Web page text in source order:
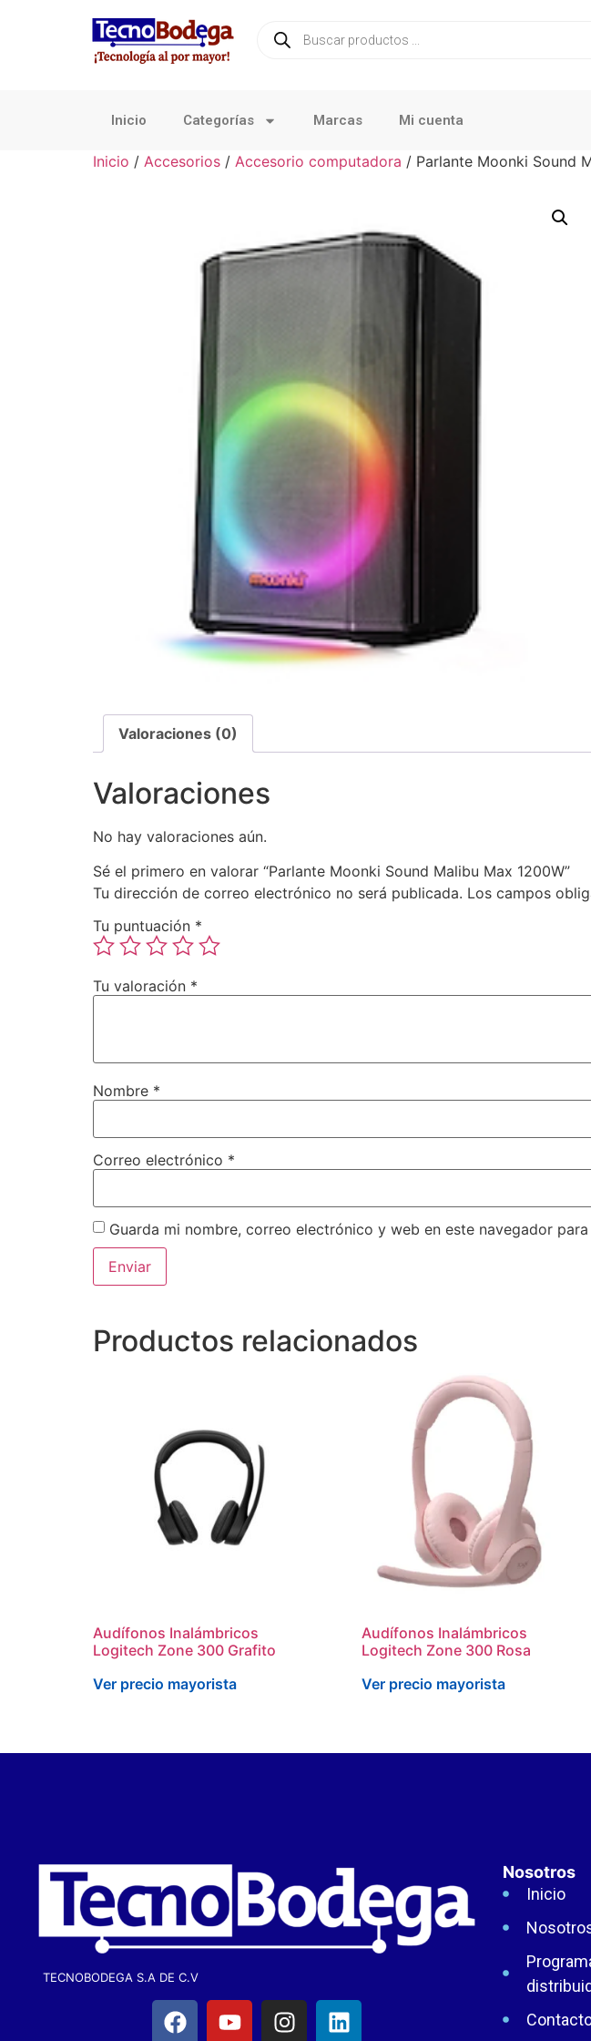
Inicio Categorías Marcas Mi cuenta
Inicio / Accesorios / Accesorio computadora / Parlante Moonki Sound
Valoraciones (0)
Valoraciones
No hay valoraciones aún.
Sé el primero en valorar “Parlante Moonki Sound Malibu Max 1200W”
Tu dirección de correo electrónico no será publicada. Los campos
Tu puntuación *
Tu valoración *
Nombre *
Correo electrónico *
Guarda mi nombre, correo electrónico y web en este navegador
Productos relacionados
Audífonos Inalámbricos
Logitech Zone 300 Grafito
Ver precio mayorista
Audífonos Inalámbricos
Logitech Zone 300 Rosa
Ver precio mayorista
TECNOBODEGA S.A DE C.V
Nosotros
Inicio